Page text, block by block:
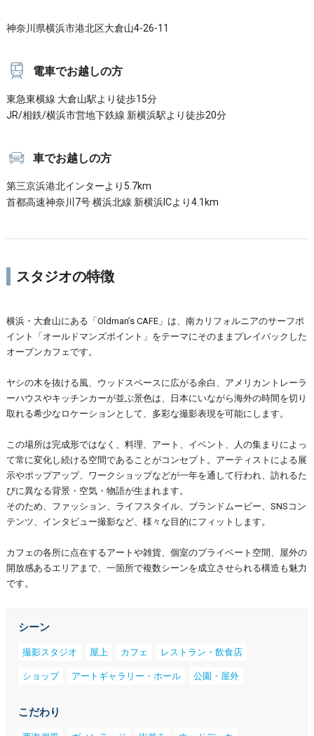
神奈川県横浜市港北区大倉山4-26-11
電車でお越しの方
東急東横線 大倉山駅より徒歩15分
JR/相鉄/横浜市営地下鉄線 新横浜駅より徒歩20分
車でお越しの方
第三京浜港北インターより5.7km
首都高速神奈川7号 横浜北線 新横浜ICより4.1km
スタジオの特徴
横浜・大倉山にある「Oldman’s CAFE」は、南カリフォルニアのサーフポ
イント「オールドマンズポイント」をテーマにそのままプレイバックした
オープンカフェです。
ヤシの木を抜ける風、ウッドスペースに広がる余白、アメリカントレーラ
ーハウスやキッチンカーが並ぶ景色は、日本にいながら海外の時間を切り
取れる希少なロケーションとして、多彩な撮影表現を可能にします。
この場所は完成形ではなく、料理、アート、イベント、人の集まりによっ
て常に変化し続ける空間であることがコンセプト。アーティストによる展
示やポップアップ、ワークショップなどが一年を通して行われ、訪れるた
びに異なる背景・空気・物語が生まれます。
そのため、ファッション、ライフスタイル、ブランドムービー、SNSコン
テンツ、インタビュー撮影など、様々な目的にフィットします。
カフェの各所に点在するアートや雑貨、個室のプライベート空間、屋外の
開放感あるエリアまで、一箇所で複数シーンを成立させられる構造も魅力
です。
シーン
撮影スタジオ 屋上 カフェ レストラン・飲食店
ショップ アートギャラリー・ホール 公園・屋外
こだわり